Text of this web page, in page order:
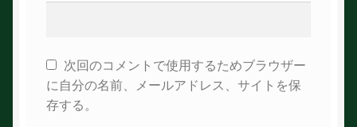
次回のコメントで使用するためブラウザー
に自分の名前、メールアドレス、サイトを保
存する。